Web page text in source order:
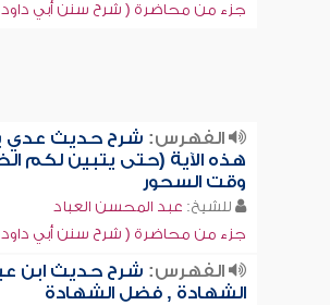
جزء من محاضرة ( شرح سنن أبي داود
الفهرس: شرح حديث عدي
هذه الآية (حتى يتبين لكم
وقت السحور
للشيخ: عبد المحسن العباد
جزء من محاضرة ( شرح سنن أبي داود
الفهرس: شرح حديث ابن
الشهادة , فضل الشهادة